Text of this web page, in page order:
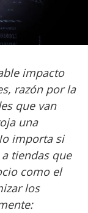
impacto
razón por la
que van
una
importa si
tiendas que
como el
los